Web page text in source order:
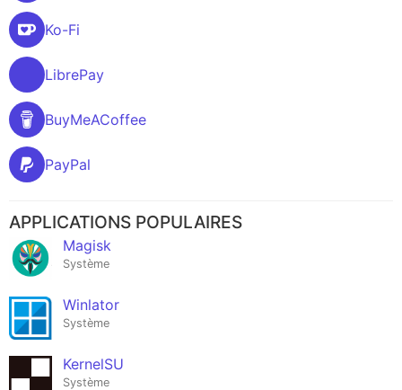
Ko-Fi
LibrePay
BuyMeACoffee
PayPal
APPLICATIONS POPULAIRES
Magisk
Système
Winlator
Système
KernelSU
Système